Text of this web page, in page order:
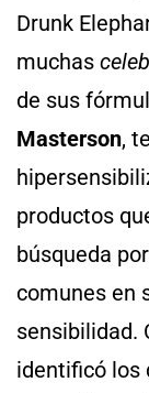
Drunk
muchas
de sus
Masterson,
productos
búsqueda
comunes en
sensibilidad.
identificó los